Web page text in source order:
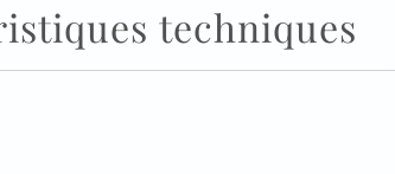
techniques